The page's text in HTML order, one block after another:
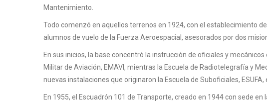
Mantenimiento.
Todo comenzó en aquellos terrenos en 1924, con el establecimiento
alumnos de vuelo de la Fuerza Aeroespacial, asesorados por dos
En sus inicios, la base concentró la instrucción de oficiales y
Militar de Aviación, EMAVI, mientras la Escuela de Radiotelegrafía y
nuevas instalaciones que originaron la Escuela de Suboficiales,
En 1955, el Escuadrón 101 de Transporte, creado en 1944 con sede